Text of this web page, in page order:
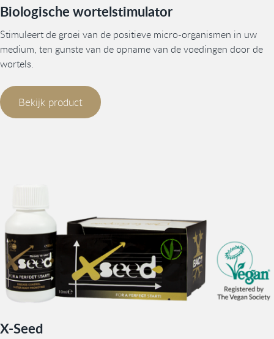
Biologische wortelstimulator
Stimuleert de groei van de positieve micro-organismen in uw
medium, ten gunste van de opname van de voedingen door de
wortels.
Bekijk product
X-Seed